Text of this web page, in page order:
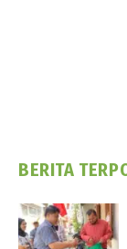
BERITA